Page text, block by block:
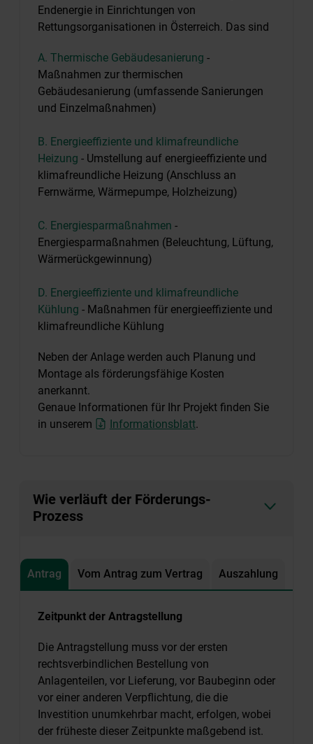
Endenergie in Einrichtungen von
Rettungsorganisationen in Österreich. Das sind
A. Thermische Gebäudesanierung -
Maßnahmen zur thermischen
Gebäudesanierung (umfassende Sanierungen
und Einzelmaßnahmen)
B. Energieeffiziente und klimafreundliche
Heizung - Umstellung auf energieeffiziente und
klimafreundliche Heizung (Anschluss an
Fernwärme, Wärmepumpe, Holzheizung)
C. Energiesparmaßnahmen -
Energiesparmaßnahmen (Beleuchtung, Lüftung,
Wärmerückgewinnung)
D. Energieeffiziente und klimafreundliche
Kühlung - Maßnahmen für energieeffiziente und
klimafreundliche Kühlung
Neben der Anlage werden auch Planung und
Montage als förderungsfähige Kosten
anerkannt.
Genaue Informationen für Ihr Projekt finden Sie
in unserem
Informationsblatt.
Wie verläuft der Förderungs-
Prozess
Antrag Vom Antrag zum Vertrag Auszahlung
Zeitpunkt der Antragstellung
Die Antragstellung muss vor der ersten
rechtsverbindlichen Bestellung von
Anlagenteilen, vor Lieferung, vor Baubeginn oder
vor einer anderen Verpflichtung, die die
Investition unumkehrbar macht, erfolgen, wobei
der früheste dieser Zeitpunkte maßgebend ist.